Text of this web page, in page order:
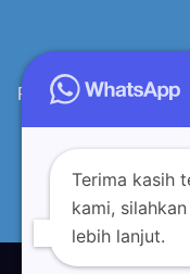
Produsen Meja Kursi
Terima kasih
kami,
lebih lanjut.